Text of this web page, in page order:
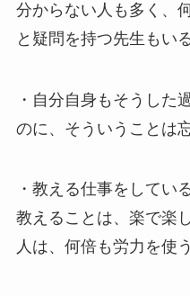
分からない人も多く、
と疑問を持つ先生もいる
・自分自身もそうした
のに、そういうことは
・教える仕事をしてい
教えることは、楽で楽
人は、何倍も労力を使う